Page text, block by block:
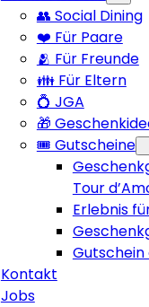
👥 Social Dining
❤️ Für Paare
🫂 Für Freunde
👪 Für Eltern
💍 JGA
🎁
🎟️ Gutscheine
Tour
Erlebnis
Gutschein
Kontakt
Jobs